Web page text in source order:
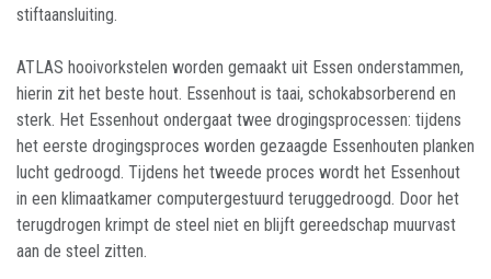
stiftaansluiting.
ATLAS hooivorkstelen worden gemaakt uit Essen onderstammen,
hierin zit het beste hout. Essenhout is taai, schokabsorberend en
sterk. Het Essenhout ondergaat twee drogingsprocessen: tijdens
het eerste drogingsproces worden gezaagde Essenhouten planken
lucht gedroogd. Tijdens het tweede proces wordt het Essenhout
in een klimaatkamer computergestuurd teruggedroogd. Door het
terugdrogen krimpt de steel niet en blijft gereedschap muurvast
aan de steel zitten.